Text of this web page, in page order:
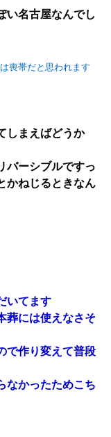
い名古屋なんでし
喪帯だと思われます
しまえばどうか
バーシブルですっ
かねじるときなん
いてます
葬には使えなさそ
で作り変えて普段
なかったためこち